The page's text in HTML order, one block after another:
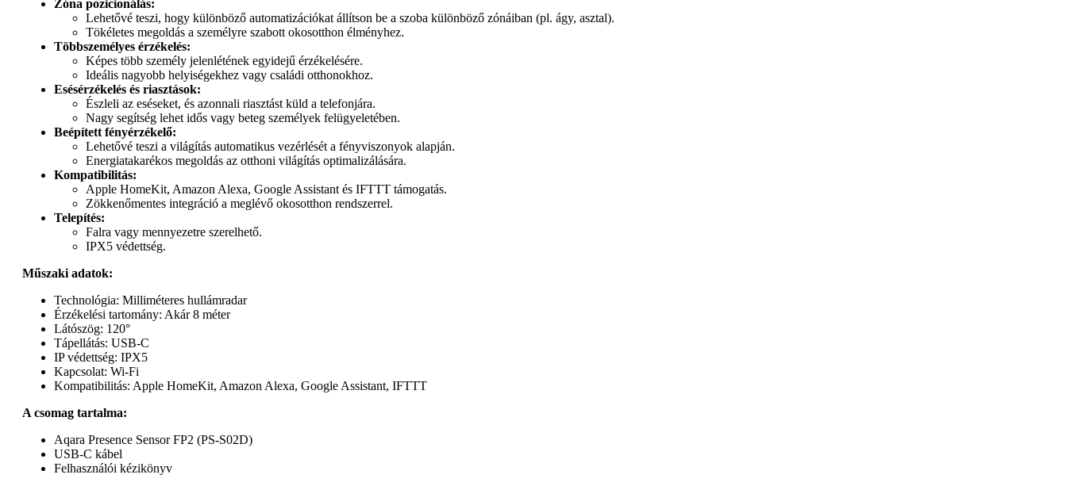
Zóna pozicionálás:
Lehetővé teszi, hogy különböző automatizációkat állítson be a szoba különböző zónáiban (pl. ágy, asztal).
Tökéletes megoldás a személyre szabott okosotthon élményhez.
Többszemélyes érzékelés:
Képes több személy jelenlétének egyidejű érzékelésére.
Ideális nagyobb helyiségekhez vagy családi otthonokhoz.
Esésérzékelés és riasztások:
Észleli az eséseket, és azonnali riasztást küld a telefonjára.
Nagy segítség lehet idős vagy beteg személyek felügyeletében.
Beépített fényérzékelő:
Lehetővé teszi a világítás automatikus vezérlését a fényviszonyok alapján.
Energiatakarékos megoldás az otthoni világítás optimalizálására.
Kompatibilitás:
Apple HomeKit, Amazon Alexa, Google Assistant és IFTTT támogatás.
Zökkenőmentes integráció a meglévő okosotthon rendszerrel.
Telepítés:
Falra vagy mennyezetre szerelhető.
IPX5 védettség.
Műszaki adatok:
Technológia: Milliméteres hullámradar
Érzékelési tartomány: Akár 8 méter
Látószög: 120°
Tápellátás: USB-C
IP védettség: IPX5
Kapcsolat: Wi-Fi
Kompatibilitás: Apple HomeKit, Amazon Alexa, Google Assistant, IFTTT
A csomag tartalma:
Aqara Presence Sensor FP2 (PS-S02D)
USB-C kábel
Felhasználói kézikönyv